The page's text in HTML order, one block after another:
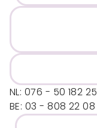
NL: 076 - 50 182 25
BE: 03 - 808 22 08